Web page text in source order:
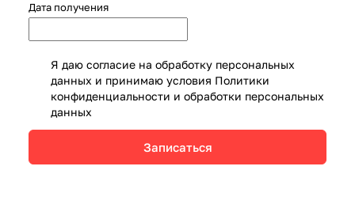
Дата получения
Я даю согласие на обработку персональных
данных и принимаю условия Политики
конфиденциальности и обработки персональных
данных